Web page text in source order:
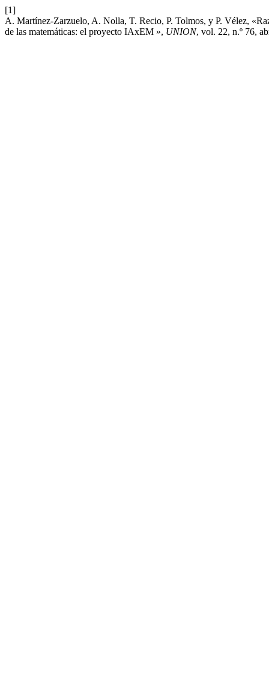
[1]
A. Martínez-Zarzuelo, A. Nolla, T. Recio, P. Tolmos, y P. Vélez,
de las matemáticas: el proyecto IAxEM », UNION, vol. 22, n.º 76,